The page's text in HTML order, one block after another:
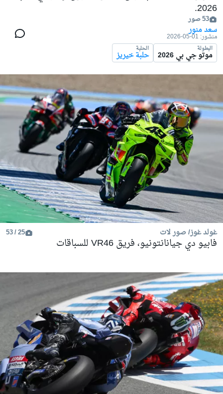
2026.
53 صور
سعد منور
منشور: 01-05-2026
البطولة
موتو جي بي 2026
الحلبة
حلبة خيريز
غولد غوز/ صور لات 25 / 53
فابيو دي جيانانتونيو، فريق VR46 للسباقات